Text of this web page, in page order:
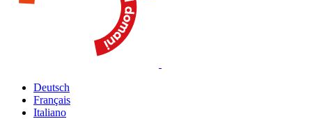
Deutsch
Français
Italiano